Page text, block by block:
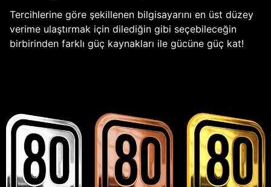
Tercihlerine göre şekillenen bilgisayarını en üst düzey
verime ulaştırmak için dilediğin gibi seçebileceğin
birbirinden farklı güç kaynakları ile gücüne güç kat!